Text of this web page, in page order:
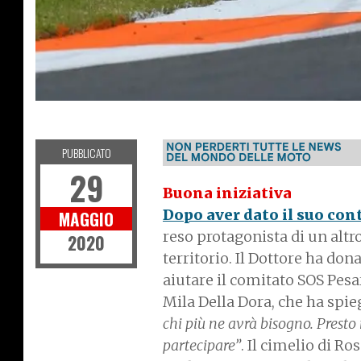
Buona iniziativa
Dopo aver dato il suo
reso protagonista di un
territorio. Il Dottore ha
aiutare il comitato SOS
Mila Della Dora, che ha
chi più ne avrà bisogno.
partecipare”. Il cimelio di
PUBBLICATO
29
MAGGIO
2020